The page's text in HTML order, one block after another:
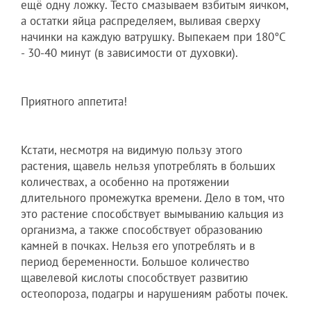
ещё одну ложку. Тесто смазываем взбитым яичком,
а остатки яйца распределяем, выливая сверху
начинки на каждую ватрушку. Выпекаем при 180°С
- 30-40 минут (в зависимости от духовки).
Приятного аппетита!
Кстати, несмотря на видимую пользу этого
растения, щавель нельзя употреблять в больших
количествах, а особенно на протяжении
длительного промежутка времени. Дело в том, что
это растение способствует вымыванию кальция из
организма, а также способствует образованию
камней в почках. Нельзя его употреблять и в
период беременности. Большое количество
щавелевой кислоты способствует развитию
остеопороза, подагры и нарушениям работы почек.